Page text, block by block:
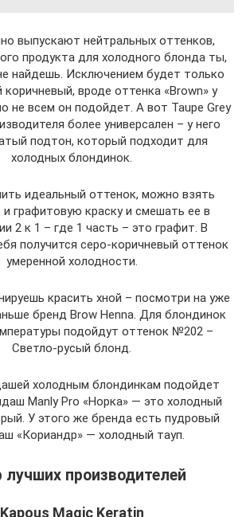
выпускают нейтральных оттенков,
продукта для холодного блонда ты,
найдешь. Исключением будет только
коричневый, вроде оттенка «Brown» у
не всем он подойдет. А вот Taupe Grey
более универсален – у него
подтон, который подходит для
холодных блондинок.
идеальный оттенок, можно взять
графитовую краску и смешать ее в
2 к 1 – где 1 часть – это графит. В
получится серо-коричневый оттенок
умеренной холодности.
красить хной – посмотри на уже
бренд Brow Henna. Для блондинок
подойдут оттенок №202 –
Светло-русый блонд.
холодным блондинкам подойдет
Manly Pro «Норка» — это холодный
У этого же бренда есть пудровый
«Кориандр» — холодный тауп.
лучших производителей
Kapous Magic Keratin